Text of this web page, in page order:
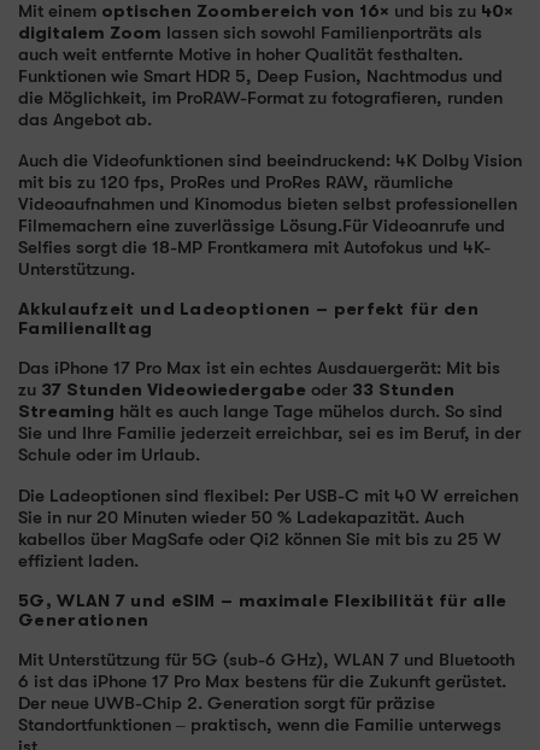
Mit einem optischen Zoombereich von 16× und bis zu 40×
digitalem Zoom lassen sich sowohl Familienporträts als
auch weit entfernte Motive in hoher Qualität festhalten.
Funktionen wie Smart HDR 5, Deep Fusion, Nachtmodus und
die Möglichkeit, im ProRAW-Format zu fotografieren, runden
das Angebot ab.
Auch die Videofunktionen sind beeindruckend: 4K Dolby Vision
mit bis zu 120 fps, ProRes und ProRes RAW, räumliche
Videoaufnahmen und Kinomodus bieten selbst professionellen
Filmemachern eine zuverlässige Lösung.Für Videoanrufe und
Selfies sorgt die 18-MP Frontkamera mit Autofokus und 4K-
Unterstützung.
Akkulaufzeit und Ladeoptionen – perfekt für den
Familienalltag
Das iPhone 17 Pro Max ist ein echtes Ausdauergerät: Mit bis
zu 37 Stunden Videowiedergabe oder 33 Stunden
Streaming hält es auch lange Tage mühelos durch. So sind
Sie und Ihre Familie jederzeit erreichbar, sei es im Beruf, in der
Schule oder im Urlaub.
Die Ladeoptionen sind flexibel: Per USB-C mit 40 W erreichen
Sie in nur 20 Minuten wieder 50 % Ladekapazität. Auch
kabellos über MagSafe oder Qi2 können Sie mit bis zu 25 W
effizient laden.
5G, WLAN 7 und eSIM – maximale Flexibilität für alle
Generationen
Mit Unterstützung für 5G (sub-6 GHz), WLAN 7 und Bluetooth
6 ist das iPhone 17 Pro Max bestens für die Zukunft gerüstet.
Der neue UWB-Chip 2. Generation sorgt für präzise
Standortfunktionen – praktisch, wenn die Familie unterwegs